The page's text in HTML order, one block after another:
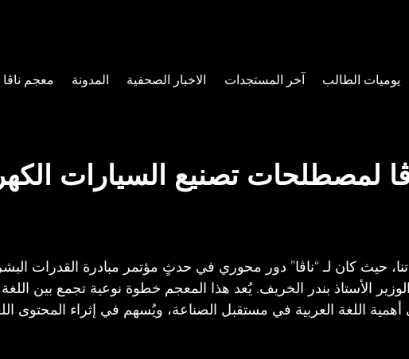
يوميات الطالب​ آخر المستجدات الاخبار الصحفية المدونة معجم ناڤا
لمصطلحات تصنيع السيارات
حيث كان لـ “ناڤا” دور محوري في حدثٍ مؤتمر مبادرة
الأستاذ بندر الخريف. يُعد هذا المعجم خطوة نوعية تجمع بين
أهمية اللغة العربية في مستقبل الصناعة، ويُسهم في إثراء المحتوى